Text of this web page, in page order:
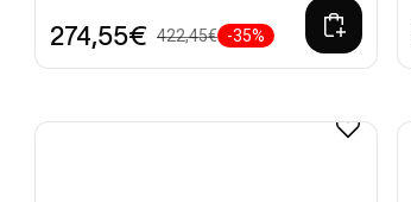
274,55€ 422,45€ -35%